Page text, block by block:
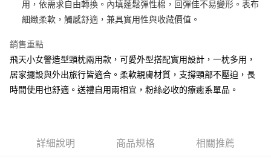
街口支付
AFTEE先享後付
相關說明
AFTEE先享後付是「在收到商品之後才付款」的支付方式。 讓您購物簡單
３．安心：先確認商品／服務後，再付款。
ATM付款
全家付款取貨
用，依需求自由轉換。內填蓬鬆彈性棉，回彈佳不易變形。表布
細緻柔軟，觸感舒適，兼具實用性與收藏價值。
銷售重點
飛天小女警造型頸枕兩用款，可愛外型搭配實用設計，一枕多用，
居家擺設與外出旅行皆適合。柔軟親膚材質，支撐頸部不壓迫，長
時間使用也舒適。送禮自用兩相宜，粉絲必收的療癒系單品。
詳細說明 商品規格 相關推薦